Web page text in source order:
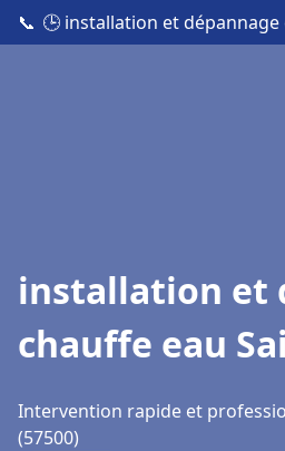
📞 🕒 installation et
installation et
chauffe eau
Intervention rapide et
(57500)